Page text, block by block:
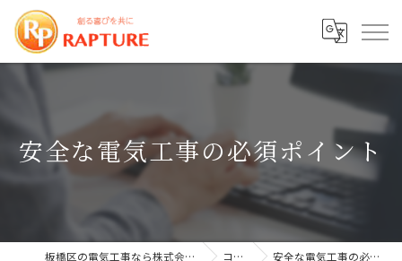
安全な電気工事の必須ポイント
板橋区の電気工事なら株式会社ラプチャー コラム 安全な電気工事の必須ポイント